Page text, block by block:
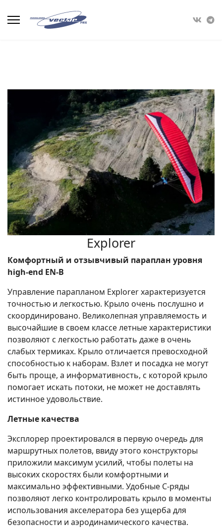
Explorer
Комфортный и отзывчивый параплан уровня
high-end EN-B
Управление парапланом Explorer характеризуется
точностью и легкостью. Крыло очень послушно и
скоординировано. Великолепная управляемость и
высочайшие в своем классе летные характеристики
позволяют с легкостью работать даже в очень
слабых термиках. Крыло отличается превосходной
способностью к наборам. Взлет и посадка не могут
быть проще, а информативность, с которой крыло
помогает искать потоки, не может не доставлять
истинное удовольствие.
Летные качества
Эксплорер проектировался в первую очередь для
маршрутных полетов, ввиду этого конструкторы
приложили максимум усилий, чтобы полеты на
высоких скоростях были комфортными и
максимально эффективными. Удобные С-ряды
позволяют легко контролировать крыло в моменты
использования акселератора без ущерба для
безопасности и аэродинамического качества.